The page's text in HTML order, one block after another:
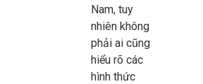
Nam, tuy
nhiên không
phải ai cũng
hiểu rõ các
hình thức